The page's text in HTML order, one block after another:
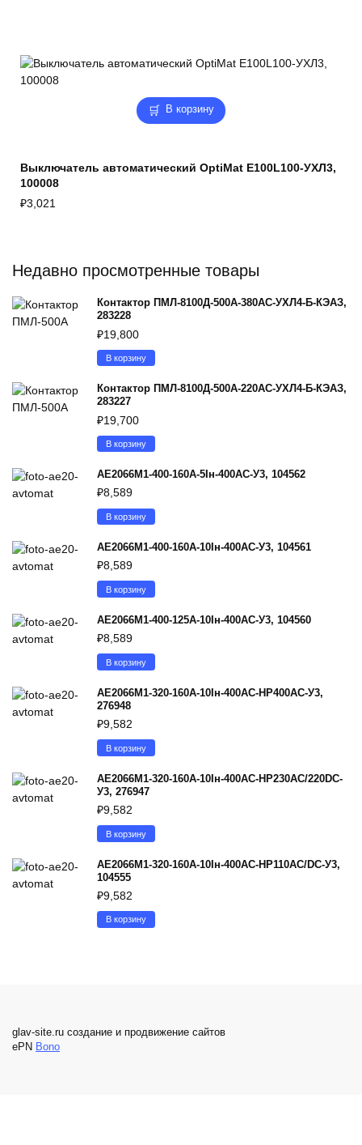
В корзину
Выключатель автоматический OptiMat E100L100-УХЛ3,
100008
₽3,021
Недавно просмотренные товары
Контактор ПМЛ-8100Д-500А-380AC-УХЛ4-Б-КЭАЗ,
283228
₽19,800
В корзину
Контактор ПМЛ-8100Д-500А-220AC-УХЛ4-Б-КЭАЗ,
283227
₽19,700
В корзину
АЕ2066М1-400-160А-5Iн-400AC-У3, 104562
₽8,589
В корзину
АЕ2066М1-400-160А-10Iн-400AC-У3, 104561
₽8,589
В корзину
АЕ2066М1-400-125А-10Iн-400AC-У3, 104560
₽8,589
В корзину
АЕ2066М1-320-160А-10Iн-400AC-НР400AC-У3,
276948
₽9,582
В корзину
АЕ2066М1-320-160А-10Iн-400AC-НР230AC/220DC-
У3, 276947
₽9,582
В корзину
АЕ2066М1-320-160А-10Iн-400AC-НР110AC/DC-У3,
104555
₽9,582
В корзину
glav-site.ru создание и продвижение сайтов
ePN Bono